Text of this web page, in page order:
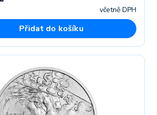
včetně DPH
Přidat do košíku